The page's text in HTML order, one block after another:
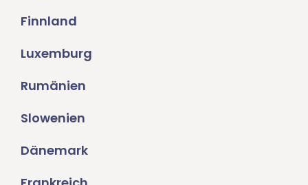
Finnland
Luxemburg
Rumänien
Slowenien
Dänemark